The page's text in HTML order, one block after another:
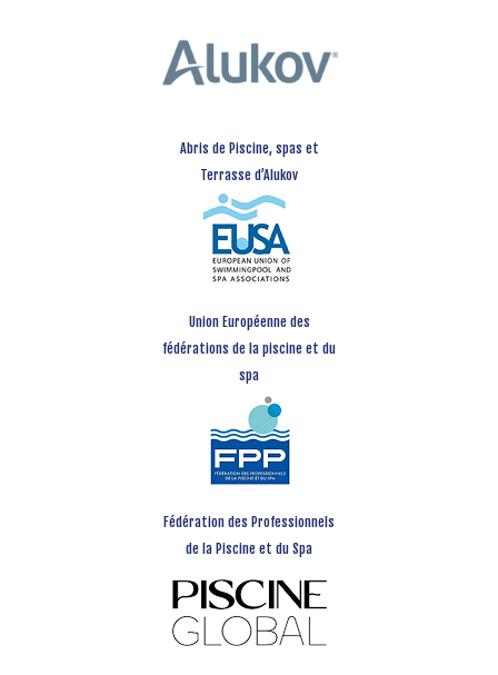
Abris de Piscine, spas et
Terrasse d’Alukov
Union Européenne des
fédérations de la piscine et du
spa
Fédération des Professionnels
de la Piscine et du Spa